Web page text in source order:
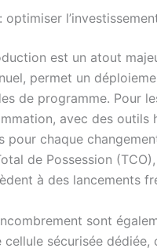
est un atout
permet un
de programme. Pour
avec des outils
pour chaque
de Possession
à des lancements
sont
cellule sécurisée